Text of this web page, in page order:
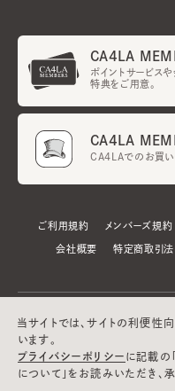
CA4LA
ポイントサービス
特典をご用意。
CA4LA
CA4LAでのお買い
ご利用規約 メンバーズ規約
会社概要 特定商取引
当サイトでは、サイトの利便性
います。
プライバシーポリシー に記載の
について」をお読みいただき、